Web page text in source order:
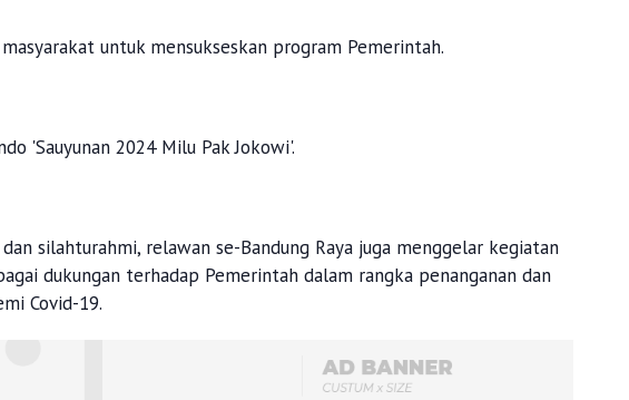
untuk mensukseskan program Pemerintah.
'Sauyunan 2024 Milu Pak Jokowi'.
silahturahmi, relawan se-Bandung Raya juga menggelar kegiatan
dukungan terhadap Pemerintah dalam rangka penanganan dan
Covid-19.